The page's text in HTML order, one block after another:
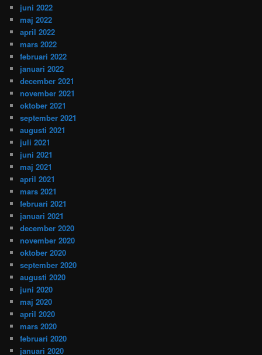
juni 2022
maj 2022
april 2022
mars 2022
februari 2022
januari 2022
december 2021
november 2021
oktober 2021
september 2021
augusti 2021
juli 2021
juni 2021
maj 2021
april 2021
mars 2021
februari 2021
januari 2021
december 2020
november 2020
oktober 2020
september 2020
augusti 2020
juni 2020
maj 2020
april 2020
mars 2020
februari 2020
januari 2020